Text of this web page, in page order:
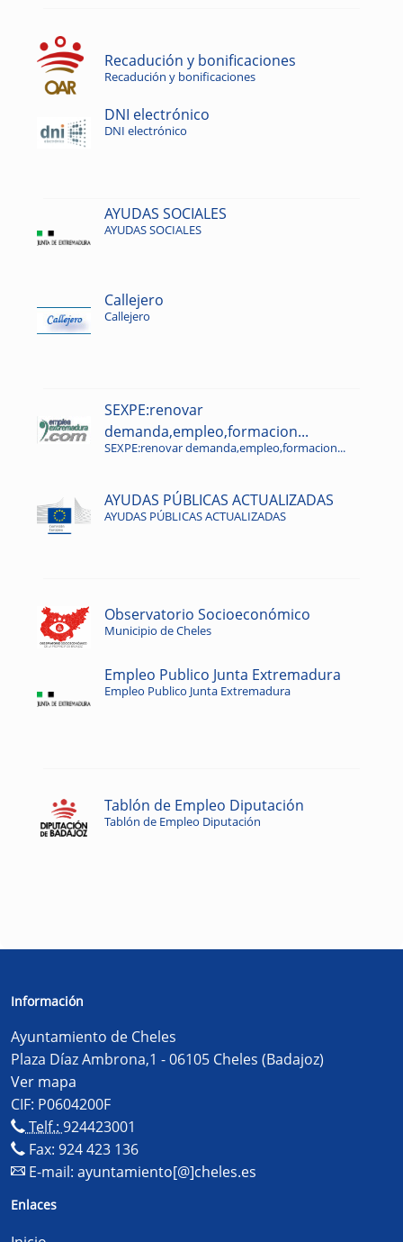
Recadución y bonificaciones
Recadución y bonificaciones
DNI electrónico
DNI electrónico
AYUDAS SOCIALES
AYUDAS SOCIALES
Callejero
Callejero
SEXPE:renovar
demanda,empleo,formacion...
SEXPE:renovar demanda,empleo,formacion...
AYUDAS PÚBLICAS ACTUALIZADAS
AYUDAS PÚBLICAS ACTUALIZADAS
Observatorio Socioeconómico
Municipio de Cheles
Empleo Publico Junta Extremadura
Empleo Publico Junta Extremadura
Tablón de Empleo Diputación
Tablón de Empleo Diputación
Información
Ayuntamiento de Cheles
Plaza Díaz Ambrona,1 - 06105 Cheles (Badajoz)
Ver mapa
CIF: P0604200F
Telf.: 924423001
Fax: 924 423 136
E-mail: ayuntamiento[@]cheles.es
Enlaces